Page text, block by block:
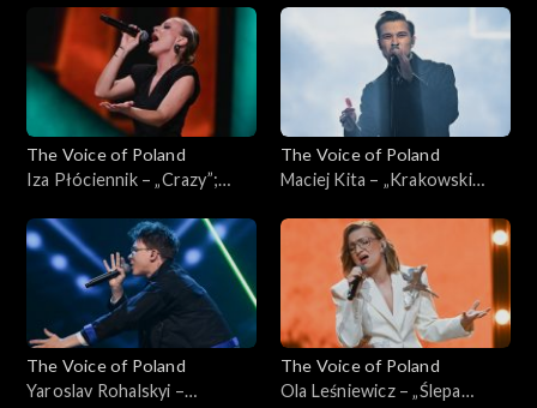
Poland”, Live, 9 listopada
2024
Poland”, Live, 9 listopada
2024
The Voice of Poland
Iza Płóciennik – „Crazy”;
listopada 2024
The Voice of Poland
Maciej Kita – „Krakowski
Poland”, Live, 9 listopada
The Voice of Poland
Yaroslav Rohalskyi –
The Voice of Poland
Ola Leśniewicz – „Ślepa